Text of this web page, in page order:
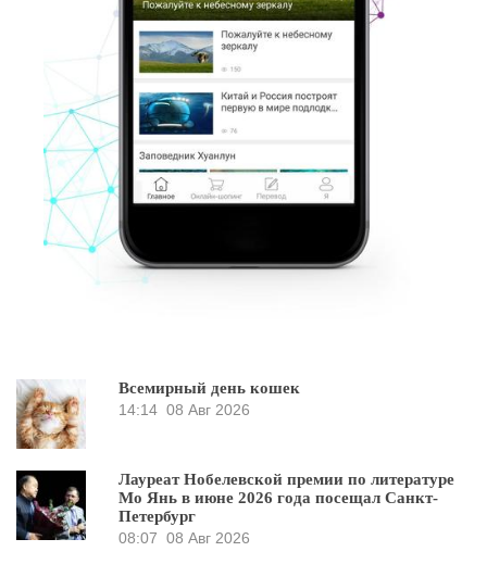
Всемирный день кошек
14:14 08 Авг 2026
Лауреат Нобелевской премии по литературе
Мо Янь в июне 2026 года посещал Санкт-
Петербург
08:07 08 Авг 2026